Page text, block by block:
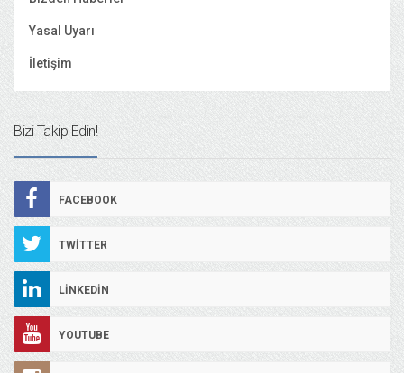
Yasal Uyarı
İletişim
Bizi Takip Edin!
FACEBOOK
TWITTER
LINKEDIN
YOUTUBE